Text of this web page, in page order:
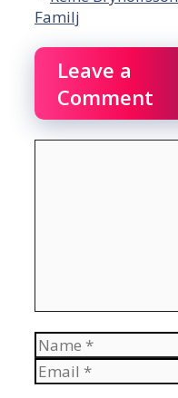
Familj
Leave a
Comment
Name
Email